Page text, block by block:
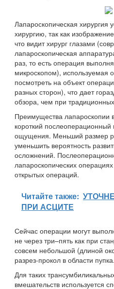
Лапароскопическая
хирургию, так как
что видит хирург глазами
лапароскопическая
раз, то есть операция
микроскопом), используемая
посмотреть на объект
разных сторон), что дает
обзора, чем при
Преимущества лапароскопии
короткий
ощущения. Меньший размер
уменьшить вероятность
осложнений.
лапароскопических
открытых операций.
Читайте также:
ПРИ АСЦИТЕ
Сейчас операции могут
не через три–пять как при
совсем небольшой (длиной
разрез-прокол в области пупка.
Для таких
вмешательств используется